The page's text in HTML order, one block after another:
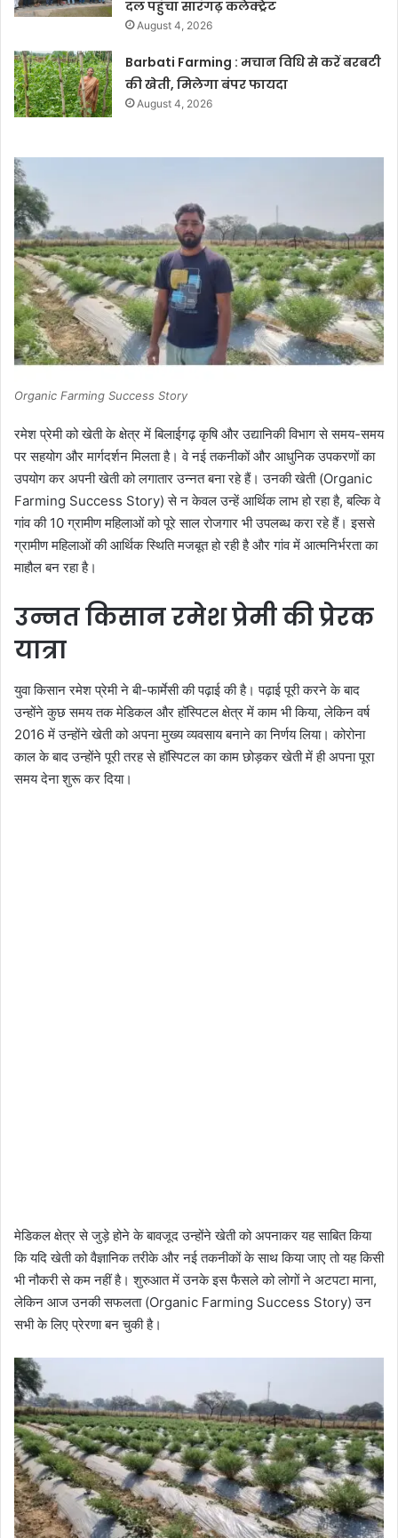
दल पहुंचा सारंगढ़ कलेक्ट्रेट
August 4, 2026
Barbati Farming : मचान विधि से करें बरबटी
की खेती, मिलेगा बंपर फायदा
August 4, 2026
Organic Farming Success Story
रमेश प्रेमी को खेती के क्षेत्र में बिलाईगढ़ कृषि और उद्यानिकी विभाग से समय-समय
पर सहयोग और मार्गदर्शन मिलता है। वे नई तकनीकों और आधुनिक उपकरणों का
उपयोग कर अपनी खेती को लगातार उन्नत बना रहे हैं। उनकी खेती (Organic
Farming Success Story) से न केवल उन्हें आर्थिक लाभ हो रहा है, बल्कि वे
गांव की 10 ग्रामीण महिलाओं को पूरे साल रोजगार भी उपलब्ध करा रहे हैं। इससे
ग्रामीण महिलाओं की आर्थिक स्थिति मजबूत हो रही है और गांव में आत्मनिर्भरता का
माहौल बन रहा है।
उन्नत किसान रमेश प्रेमी की प्रेरक
यात्रा
युवा किसान रमेश प्रेमी ने बी-फार्मेसी की पढ़ाई की है। पढ़ाई पूरी करने के बाद
उन्होंने कुछ समय तक मेडिकल और हॉस्पिटल क्षेत्र में काम भी किया, लेकिन वर्ष
2016 में उन्होंने खेती को अपना मुख्य व्यवसाय बनाने का निर्णय लिया। कोरोना
काल के बाद उन्होंने पूरी तरह से हॉस्पिटल का काम छोड़कर खेती में ही अपना पूरा
समय देना शुरू कर दिया।
मेडिकल क्षेत्र से जुड़े होने के बावजूद उन्होंने खेती को अपनाकर यह साबित किया
कि यदि खेती को वैज्ञानिक तरीके और नई तकनीकों के साथ किया जाए तो यह किसी
भी नौकरी से कम नहीं है। शुरुआत में उनके इस फैसले को लोगों ने अटपटा माना,
लेकिन आज उनकी सफलता (Organic Farming Success Story) उन
सभी के लिए प्रेरणा बन चुकी है।